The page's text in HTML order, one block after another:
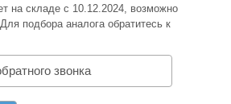
на складе с 10.12.2024, возможно
подбора аналога обратитесь к
звонка